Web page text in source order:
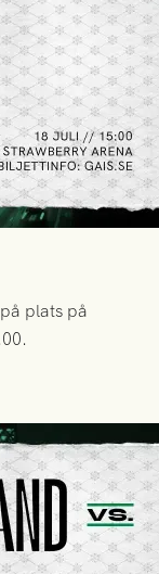
plats på